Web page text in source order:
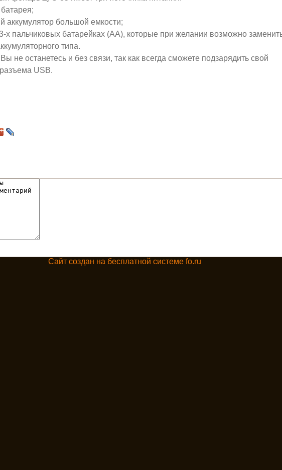
аккумулятор большой емкости;
х пальчиковых батарейках (АА), которые при желании возможно
типа.
не останетесь и без связи, так как всегда сможете подзарядить свой
USB.
Сайт создан на бесплатной системе fo.ru